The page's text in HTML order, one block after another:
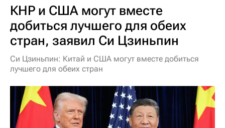
КНР и США могут вместе
добиться лучшего для обеих
стран, заявил Си Цзиньпин
Си Цзиньпин: Китай и США могут вместе добиться
лучшего для обеих стран